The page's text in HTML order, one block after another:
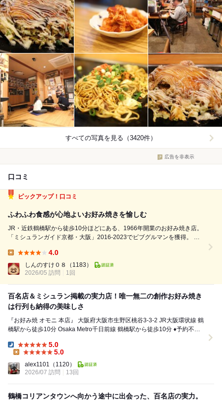
すべての写真を見る（3420件）
広告を非表示
口コミ
ピックアップ！口コミ
ふわふわ食感が心地よいお好み焼きを愉しむ
JR・近鉄鶴橋駅から徒歩10分ほどにある、1966年開業のお好み焼き店。
「ミシュランガイド京都・大阪」2016-2023でビブグルマンを獲得。 メ
4.0
しんのすけ０８
（1183）
2026/05 訪問
1回
百名店＆ミシュラン掲載の実力店！唯一無二の創作お好み焼き
は行列も納得の美味しさ
『お好み焼 オモニ 本店』 大阪府大阪市生野区桃谷3-3-2 JR大阪環状線 鶴
橋駅から徒歩10分 Osaka Metro千日前線 鶴橋駅から徒歩10分 ♦予約不
Dinner:
5.0
5.0
alex1101 （1120）
2026/07 訪問
13回
鶴橋コリアンタウンへ向かう途中に出会った、百名店の実力。